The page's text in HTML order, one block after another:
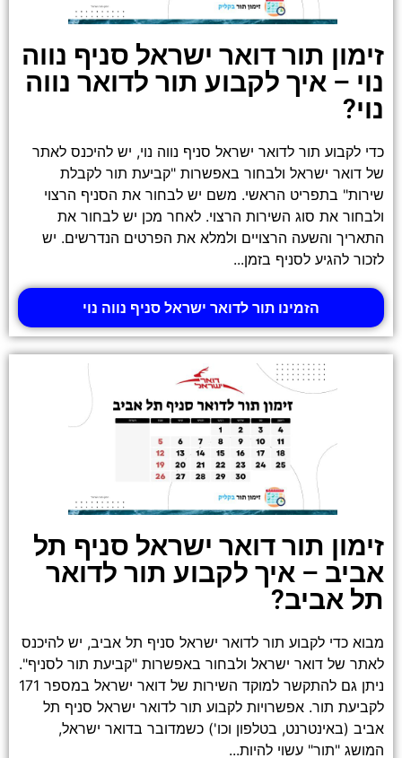
זימון תור דואר ישראל סניף נווה
נוי – איך לקבוע תור לדואר נווה
נוי?
כדי לקבוע תור לדואר ישראל סניף נווה נוי, יש להיכנס לאתר
של דואר ישראל ולבחור באפשרות "קביעת תור לקבלת
שירות" בתפריט הראשי. משם יש לבחור את הסניף הרצוי
ולבחור את סוג השירות הרצוי. לאחר מכן יש לבחור את
התאריך והשעה הרצויים ולמלא את הפרטים הנדרשים. יש
לזכור להגיע לסניף בזמן...
הזמינו תור לדואר ישראל סניף נווה נוי
זימון תור דואר ישראל סניף תל
אביב – איך לקבוע תור לדואר
תל אביב?
מבוא כדי לקבוע תור לדואר ישראל סניף תל אביב, יש להיכנס
לאתר של דואר ישראל ולבחור באפשרות "קביעת תור לסניף".
ניתן גם להתקשר למוקד השירות של דואר ישראל במספר 171
לקביעת תור. אפשרויות לקבוע תור לדואר ישראל סניף תל
אביב (באינטרנט, בטלפון וכו') כשמדובר בדואר ישראל,
המושג "תור" עשוי להיות...